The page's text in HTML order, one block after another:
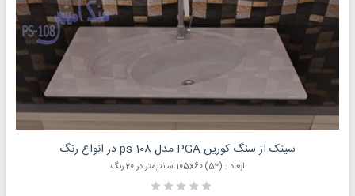
درخواست قیمت محصول سینک از سنگ کورین PGA مدل ps-108 در انواع رنگ
ابعاد : (52) 105x60 سانتیمتر در 20 رنگ